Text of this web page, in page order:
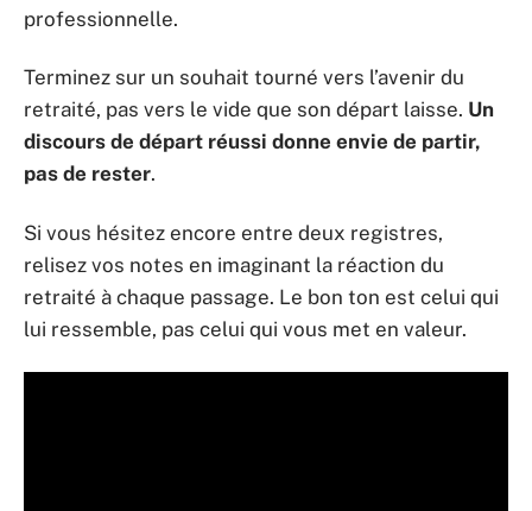
professionnelle.
Terminez sur un souhait tourné vers l’avenir du
retraité, pas vers le vide que son départ laisse. Un
discours de départ réussi donne envie de partir,
pas de rester.
Si vous hésitez encore entre deux registres,
relisez vos notes en imaginant la réaction du
retraité à chaque passage. Le bon ton est celui qui
lui ressemble, pas celui qui vous met en valeur.